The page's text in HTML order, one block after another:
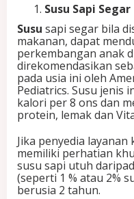
Susu Sapi Segar
Susu sapi segar bila
makanan, dapat
perkembangan anak
direkomendasikan
pada usia ini oleh
Pediatrics. Susu jenis
kalori per 8 ons dan
protein, lemak dan
Jika penyedia
memiliki perhatian
susu sapi utuh
(seperti 1 % atau 2%
berusia 2 tahun.